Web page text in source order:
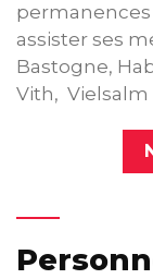
assister ses
Bastogne,
Vith, Vielsalm